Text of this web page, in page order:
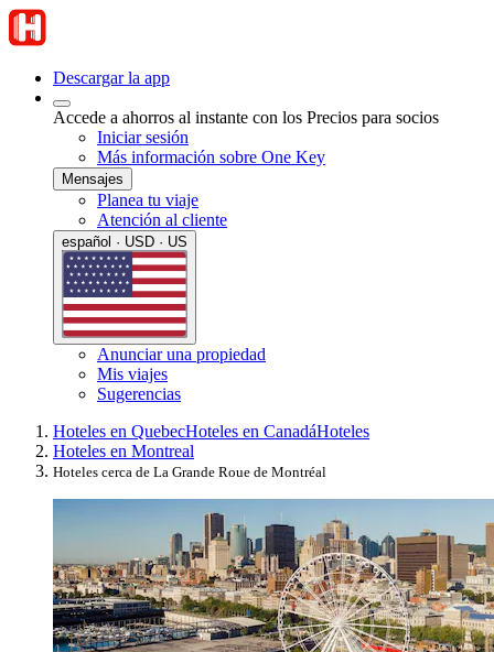
Descargar la app
Accede a ahorros al instante con los Precios para socios
Iniciar sesión
Más información sobre One Key
Mensajes
Planea tu viaje
Atención al cliente
español · USD · US
Anunciar una propiedad
Mis viajes
Sugerencias
Hoteles en QuebecHoteles en CanadáHoteles
Hoteles en Montreal
Hoteles cerca de La Grande Roue de Montréal